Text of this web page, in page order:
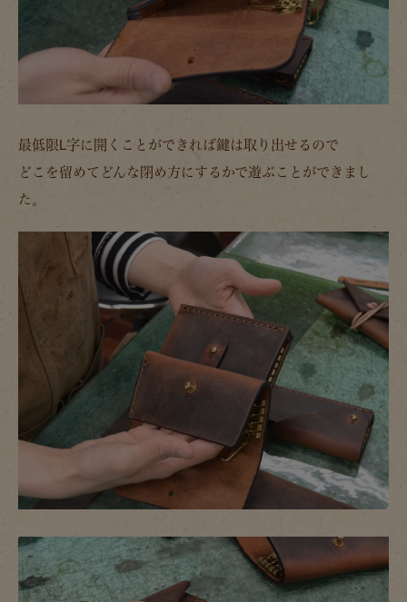
最低限L字に開くことができれば鍵は取り出せるので
どこを留めてどんな閉め方にするかで遊ぶことができまし
た。